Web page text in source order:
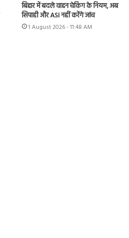
बिहार में बदले वाहन चेकिंग के नियम, अब
सिपाही और ASI नहीं करेंगे जांच
1 August 2026 - 11:48 AM